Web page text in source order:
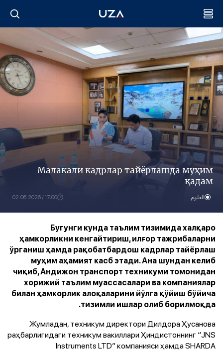
Малакали кадрлар тайёрлашда муҳим
қадам
العلوم 17:00 / 02.06.2026
Бугунги кунда таълим тизимида халқаро
ҳамкорликни кенгайтириш, илғор тажрибаларни
ўрганиш ҳамда рақобатбардош кадрлар тайёрлаш
муҳим аҳамият касб этади. Ана шундан келиб
чиқиб, Андижон транспорт техникуми томонидан
хорижий таълим муассасалари ва компаниялар
билан ҳамкорлик алоқаларини йўлга қўйиш бўйича
тизимли ишлар олиб борилмоқда.
Жумладан, техникум директори Дилдора Ҳусанова
раҳбарлигидаги техникум вакиллари Ҳиндистоннинг “JNS
Instruments LTD” компанияси ҳамда SHARDA